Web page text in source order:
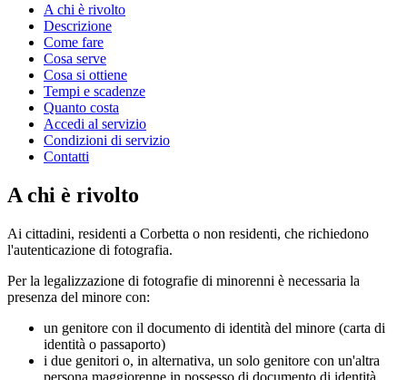
A chi è rivolto
Descrizione
Come fare
Cosa serve
Cosa si ottiene
Tempi e scadenze
Quanto costa
Accedi al servizio
Condizioni di servizio
Contatti
A chi è rivolto
Ai cittadini, residenti a Corbetta o non residenti, che richiedono
l'autenticazione di fotografia.
Per la legalizzazione di fotografie di minorenni è necessaria la
presenza del minore con:
un genitore con il documento di identità del minore (carta di
identità o passaporto)
i due genitori o, in alternativa, un solo genitore con un'altra
persona maggiorenne in possesso di documento di identità